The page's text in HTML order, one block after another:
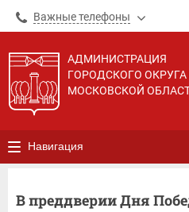
Важные телефоны
АДМИНИСТРАЦИЯ
ГОРОДСКОГО
МОСКОВСКОЙ
Навигация
В преддверии Дня